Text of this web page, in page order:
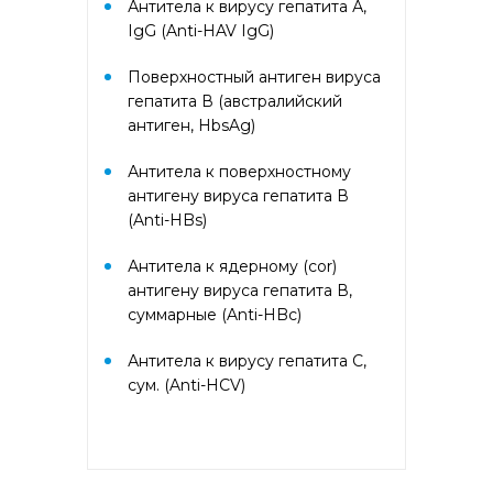
аллергокомпонент, g213 rPhl p1,
rPhl p5b, Тимофеевка луговая,
rPhl p12)
Аллергокомплекс «Прогноз
травы» IgE (ImmunoCAP)
(аллергокомпоненты: Амброзия
w230 nAmb a1, Полынь, w231
nArt v1 и w233 nArt v3,
p7, rPhl p12)
Аллергокомплекс перед
(Дрожжи пекарские f45, Яйцо
f245, Триптаза)
Антитела к вирусу гепатита А,
IgG (Anti-HAV IgG)
Поверхностный антиген вируса
гепатита В (австралийский
антиген, HbsAg)
Антитела к поверхностному
антигену вируса гепатита В
(Anti-HBs)
Антитела к ядерному (cor)
антигену вируса гепатита В,
суммарные (Anti-HBc)
Антитела к вирусу гепатита С,
сум. (Anti-HCV)